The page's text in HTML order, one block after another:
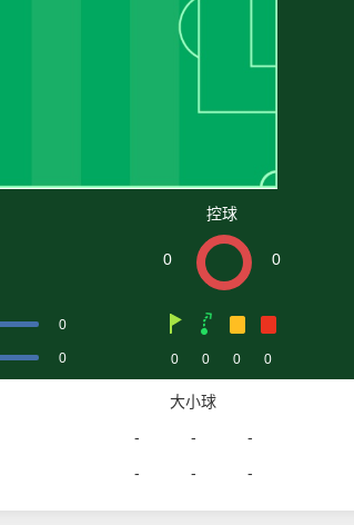
0
0
控球
0 0
0 0 0 0
大小球
-
-
-
-
- -